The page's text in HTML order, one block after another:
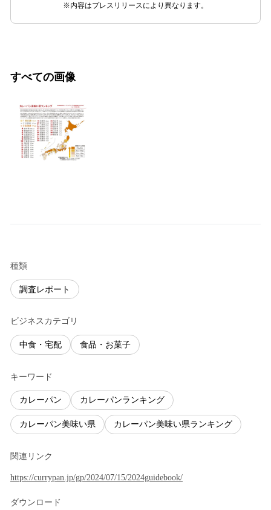
※内容はプレスリリースにより異なります。
すべての画像
種類
調査レポート
ビジネスカテゴリ
中食・宅配 食品・お菓子
キーワード
カレーパン カレーパンランキング
カレーパン美味い県 カレーパン美味い県ランキング
関連リンク
https://currypan.jp/gp/2024/07/15/2024guidebook/
ダウンロード